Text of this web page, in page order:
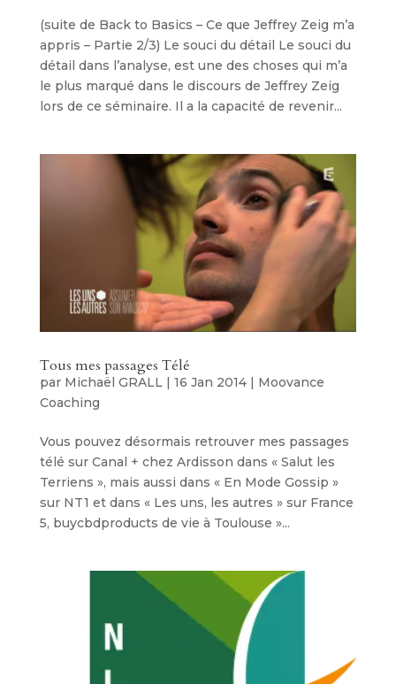
(suite de Back to Basics – Ce que Jeffrey Zeig m’a
appris – Partie 2/3) Le souci du détail Le souci du
détail dans l’analyse, est une des choses qui m’a
le plus marqué dans le discours de Jeffrey Zeig
lors de ce séminaire. Il a la capacité de revenir...
Tous mes passages Télé
par Michaël GRALL | 16 Jan 2014| Moovance
Coaching
Vous pouvez désormais retrouver mes passages
télé sur Canal + chez Ardisson dans « Salut les
Terriens », mais aussi dans « En Mode Gossip »
sur NT1 et dans « Les uns, les autres » sur France
5, buycbdproducts de vie à Toulouse »...